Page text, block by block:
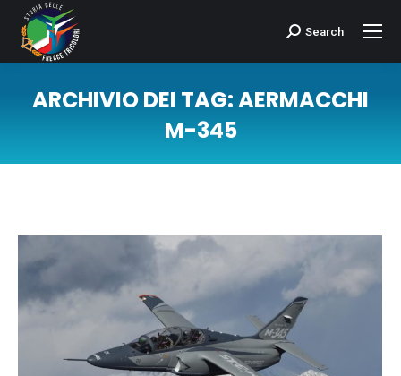
Cerca:Search
ARCHIVIO DEI TAG:AERMACCHI
M-345